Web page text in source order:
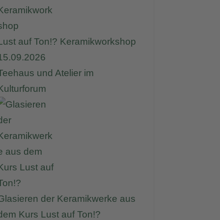
auf Ton!? Keramikworkshop
und Atelier im
der Keramikwerke aus
Kurs Lust auf Ton!?